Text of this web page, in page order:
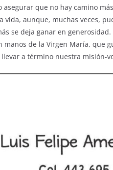
que no hay camino
vida, aunque, muchas veces,
se deja ganar en generosidad.
manos de la Virgen María, que
a término nuestra misión-